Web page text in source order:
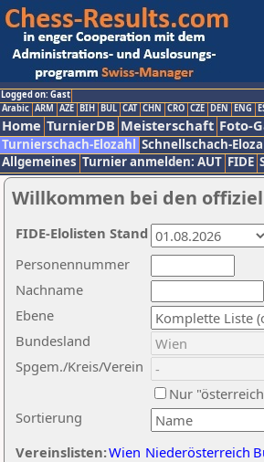
Logged on: Gast
Arabic ARM AZE BIH BUL CAT CHN CRO CZE DEN ENG
Home TurnierDB Meisterschaft Foto-
Turnierschach-Elozahl Schnellschach-
Allgemeines Turnier anmelden: AUT FIDE
Willkommen bei den
Nachname
Ebene
Sortierung
Personennummer
Bundesland
Spgem./Kreis/Verein
Nur
Vereinslisten:Wien Niederösterreich
FIDE-Elolisten Stand